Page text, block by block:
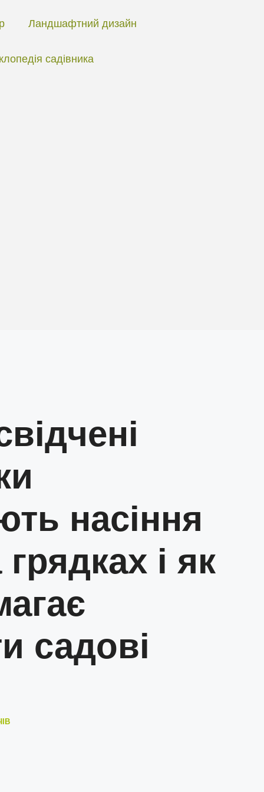
Ландшафтний дизайн
садівника
насіння
і як
садові